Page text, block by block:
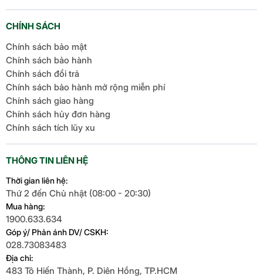
CHÍNH SÁCH
Chính sách bảo mật
Chính sách bảo hành
Chính sách đổi trả
Chính sách bảo hành mở rộng miễn phí
Chính sách giao hàng
Chính sách hủy đơn hàng
Chính sách tích lũy xu
THÔNG TIN LIÊN HỆ
Thời gian liên hệ:
Thứ 2 đến Chủ nhật (08:00 - 20:30)
Mua hàng:
1900.633.634
Góp ý/ Phản ánh DV/ CSKH:
028.73083483
Địa chỉ:
483 Tô Hiến Thành, P. Diên Hồng, TP.HCM